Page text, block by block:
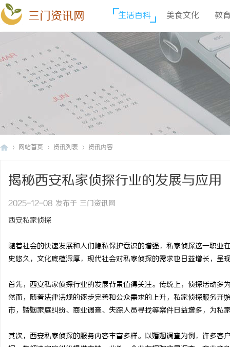
三门资讯网 生活百科 美食文化 教
网站首页 资讯列表 资讯内容
揭秘西安私家侦探行业的发展与应用
2025-12-08 发布于 三门资讯网
西安私家侦探
随着社会的快速发展和人们隐私保护意识的增强，私家侦探这一职
史悠久，文化底蕴深厚，现代社会对私家侦探的需求也日益增长，呈
首先，西安私家侦探行业的发展背景值得关注。传统上，侦探活动
然而，随着法律法规的逐步完善和公众需求的上升，私家侦探服务
市，婚姻家庭纠纷、商业调查、失踪人员寻找等案件日益增多，为私
其次，西安私家侦探的服务内容丰富多样。以婚姻调查为例，许多